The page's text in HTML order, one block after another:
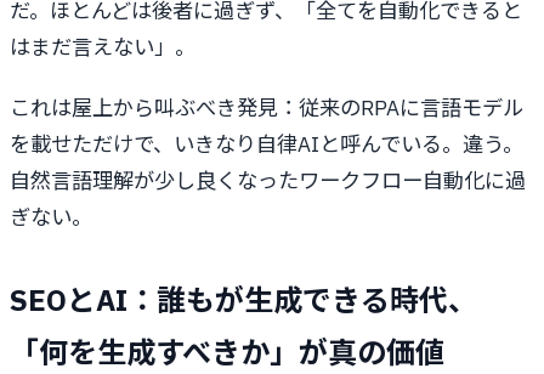
だ。ほとんどは後者に過ぎず、「全てを自動化できると
はまだ言えない」。
これは屋上から叫ぶべき発見：従来のRPAに言語モデル
を載せただけで、いきなり自律AIと呼んでいる。違う。
自然言語理解が少し良くなったワークフロー自動化に過
ぎない。
SEOとAI：誰もが生成できる時代、
「何を生成すべきか」が真の価値